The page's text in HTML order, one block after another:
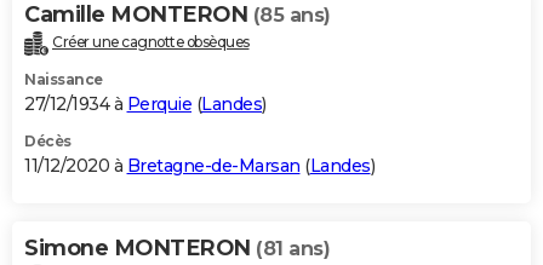
Camille MONTERON (85 ans)
Créer une cagnotte obsèques
Naissance
27/12/1934 à Perquie (Landes)
Décès
11/12/2020 à Bretagne-de-Marsan (Landes)
Simone MONTERON (81 ans)